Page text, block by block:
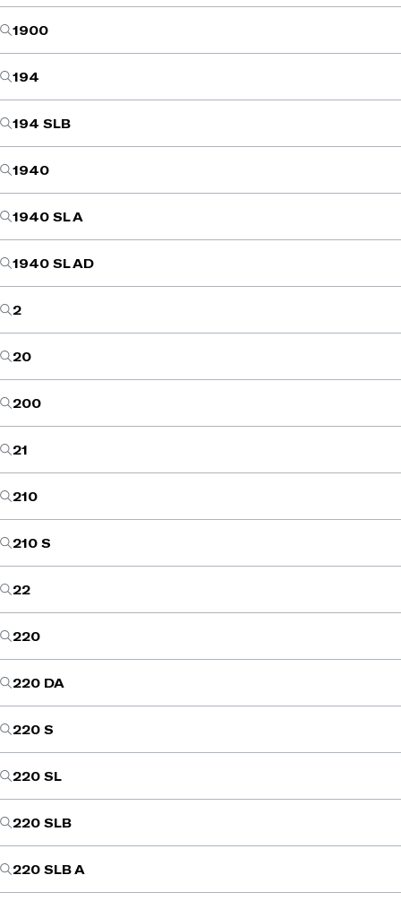
1900
194
194 SLB
1940
1940 SL A
1940 SL AD
2
20
200
21
210
210 S
22
220
220 DA
220 S
220 SL
220 SLB
220 SLB A